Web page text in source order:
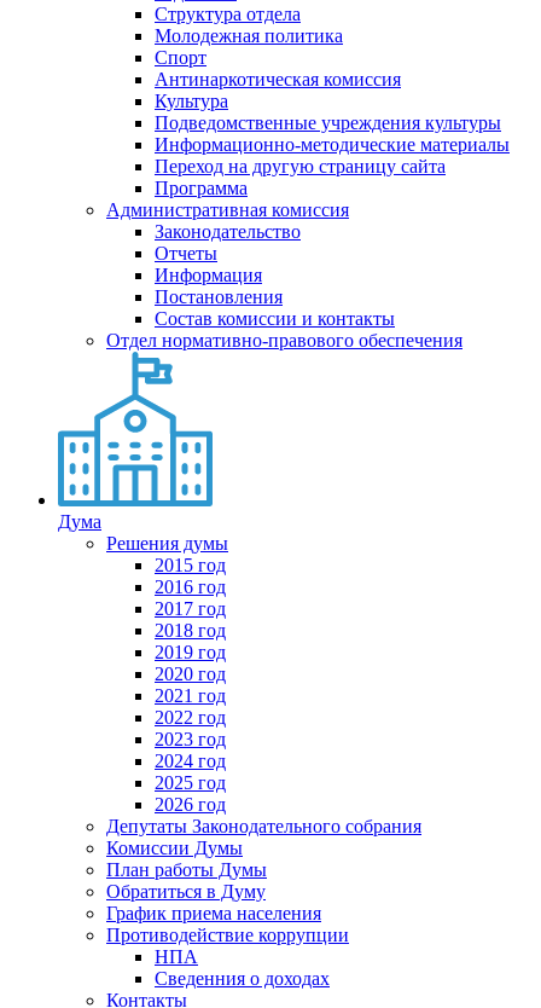
Структура отдела
Молодежная политика
Спорт
Антинаркотическая комиссия
Культура
Подведомственные учреждения культуры
Информационно-методические материалы
Переход на другую страницу сайта
Программа
Административная комиссия
Законодательство
Отчеты
Информация
Постановления
Состав комиссии и контакты
Отдел нормативно-правового обеспечения
Дума
Решения думы
2015 год
2016 год
2017 год
2018 год
2019 год
2020 год
2021 год
2022 год
2023 год
2024 год
2025 год
2026 год
Депутаты Законодательного собрания
Комиссии Думы
План работы Думы
Обратиться в Думу
График приема населения
Противодействие коррупции
НПА
Сведенния о доходах
Контакты